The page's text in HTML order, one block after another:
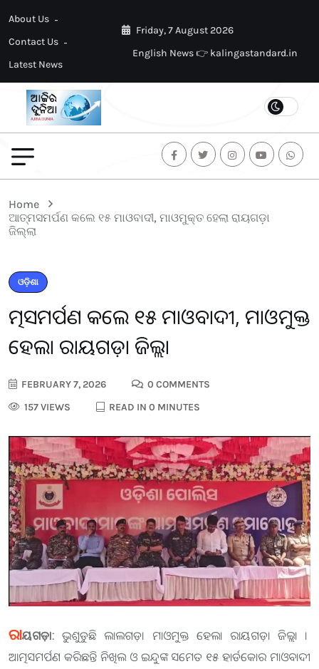
About Us
Contact Us
Latest News
Friday, 7 August 2026
English News 👉 kalingastandard.in
Home
ଆତ୍ମସମର୍ପଣ କଲେ ୧୫ ମାଓବାଦୀ, ମାଓମୁକ୍ତ ହେଲା ରାୟଗଡ଼ା
ଜିଲ୍ଲା
ଓଡ଼ିଶା
ଆତ୍ମସମର୍ପଣ କଲେ ୧୫ ମାଓବାଦୀ, ମାଓମୁକ୍ତ
ହେଲା ରାୟଗଡ଼ା ଜିଲ୍ଲା
FEBRUARY 7, 2026
0 COMMENTS
157 VIEWS
READ IN 0 MINUTES
ରାୟଗଡ଼ା: ଭୁଶୁଡୁଛି ଲାଲଗଡ଼। ମାଓମୁକ୍ତ ହେଲା ରାୟଗଡ଼ା ଜିଲ୍ଲା ।
ଆତ୍ମସମର୍ପଣ କରିଛନ୍ତି ନିଖିଲ ଓ ଇନ୍ଦୁଙ୍କ ସମେତ ୧୫ ହାର୍ଡକୋର ମାଓବାଦୀ